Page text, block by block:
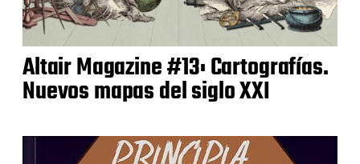
Altair Magazine #13: Cartografías.
Nuevos mapas del siglo XXI